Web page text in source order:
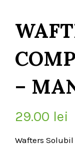
–
29.00 lei
Wafters